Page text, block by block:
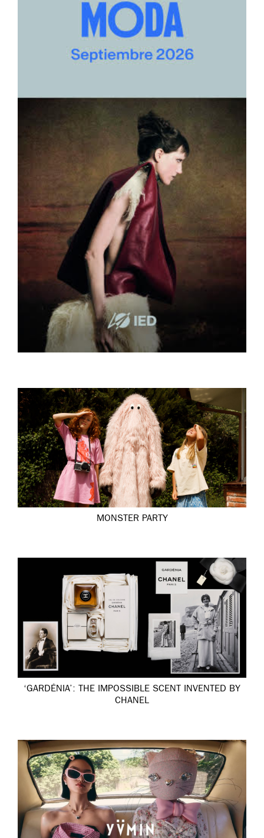
MONSTER PARTY
‘GARDÉNIA’: THE IMPOSSIBLE SCENT INVENTED BY
CHANEL